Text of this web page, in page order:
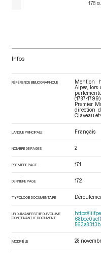
178
Infos
RÉFÉRENCE BIBLIOGRAPHIQUE
Mention
Alpes, lors
(1787-
Premier
direction
Claveau et
LANGUE PRINCIPALE Français
NOMBRE DE PAGES 2
PREMIÈRE PAGE 171
DERNIÈRE PAGE 172
TYPOLOGIE DOCUMENTAIRE
URI DU MANIFEST IIIF DU VOLUME
CONTENANT LE DOCUMENT
https://
MODIFIÉ LE 28